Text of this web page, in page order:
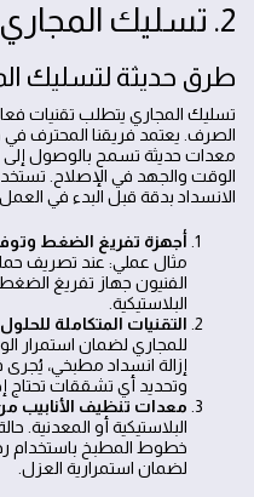
2. تسليك المجاري وتنظيفها بفعالية
طرق حديثة لتسليك
تسليك المجاري يتطلب تقنيات
معدات حديثة تسمح بالوصول إلى
الوقت والجهد في الإصلاح.
الانسداد بدقة قبل البدء في العمل.
أجهزة تفريغ الضغط
مثال عملي: عند تصريف
الفنيون جهاز تفريغ
البلاستيكية.
التقنيات المتكاملة للحلول
للمجاري لضمان استمرار
إزالة انسداد مطبخي،
وتحديد أي تشققات تحتاج
معدات تنظيف الأنابيب
البلاستيكية أو المعدنية.
خطوط المطبخ باستخدام
لضمان استمرارية العزل.